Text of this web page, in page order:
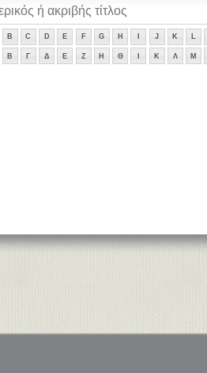
B C D E F G H J K L
Β Γ Δ Ε Ζ Η Θ Κ Λ Μ